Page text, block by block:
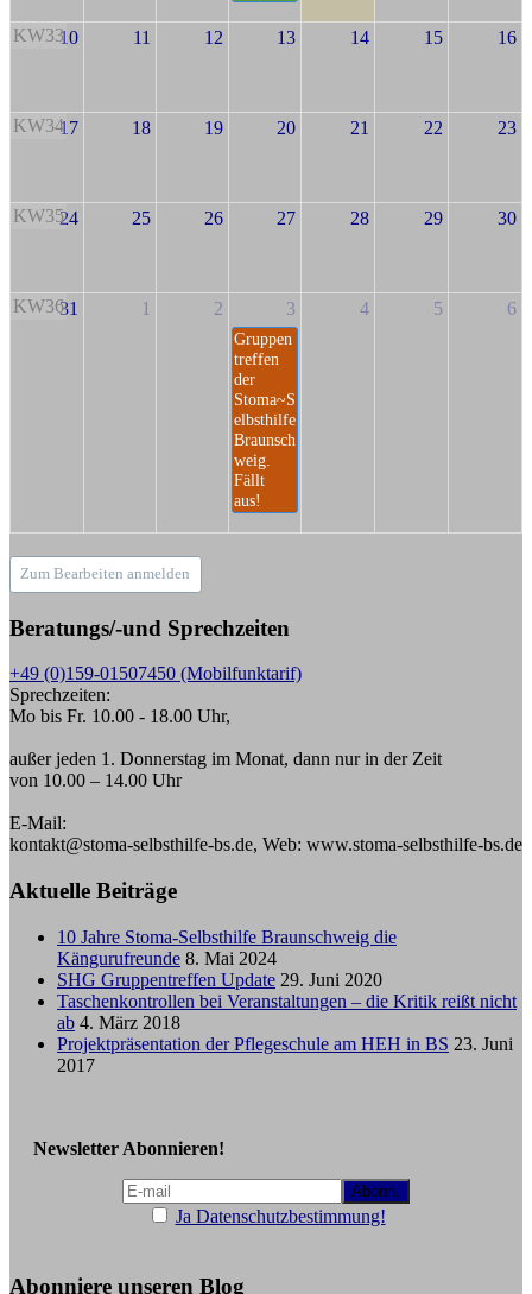
KW3310 11 12 13 14 15 16
KW3417 18 19 20 21 22 23
KW3524 25 26 27 28 29 30
KW3631 1 2 3
Gruppen
treffen
der
Stoma~S
elbsthilfe
Braunsch
weig.
Fällt
aus!
4 5 6
Zum Bearbeiten anmelden
Beratungs/-und Sprechzeiten
+49 (0)159-01507450 (Mobilfunktarif)
Sprechzeiten:
Mo bis Fr. 10.00 - 18.00 Uhr,
außer jeden 1. Donnerstag im Monat, dann nur in der Zeit
von 10.00 – 14.00 Uhr
E-Mail:
kontakt@stoma-selbsthilfe-bs.de, Web: www.stoma-selbsthilfe-bs.de
Aktuelle Beiträge
10 Jahre Stoma-Selbsthilfe Braunschweig die
Kängurufreunde 8. Mai 2024
SHG Gruppentreffen Update 29. Juni 2020
Taschenkontrollen bei Veranstaltungen – die Kritik reißt nicht
ab 4. März 2018
Projektpräsentation der Pflegeschule am HEH in BS 23. Juni
2017
Newsletter Abonnieren!
Ja Datenschutzbestimmung!
Abonniere unseren Blog